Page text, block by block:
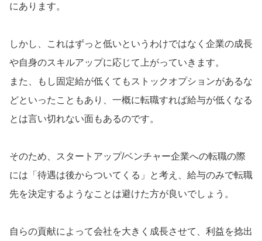
にあります。
しかし、これはずっと低いというわけではなく企業の成長
や自身のスキルアップに応じて上がっていきます。
また、もし固定給が低くてもストックオプションがあるな
どといったこともあり、一概に転職すれば給与が低くなる
とは言い切れない面もあるのです。
そのため、スタートアップ/ベンチャー企業への転職の際
には「待遇は後からついてくる」と考え、給与のみで転職
先を決定するようなことは避けた方が良いでしょう。
自らの貢献によって会社を大きく成長させて、利益を捻出